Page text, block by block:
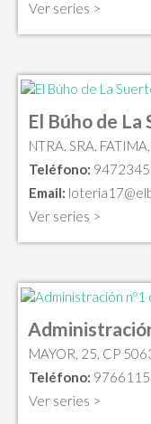
Ver series >
El Búho de La
NTRA. SRA.
Teléfono:
Email:
Ver series >
MAYOR, 25, CP
Teléfono:
Ver series >